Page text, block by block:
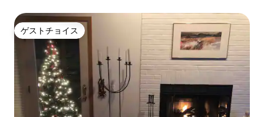
ゲストチョイス
ゲストチョイス